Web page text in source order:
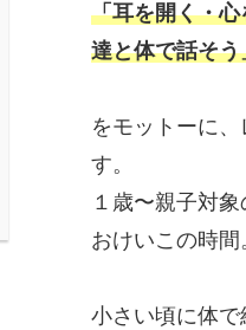
「耳を開く・
達と体で話そう
をモットーに
す。
１歳〜親子対
おけいこの時間
小さい頃に体